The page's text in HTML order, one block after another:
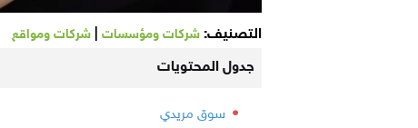
التصنيف: شركات ومؤسسات شركات ومواقع
جدول المحتويات
سوق مريدي